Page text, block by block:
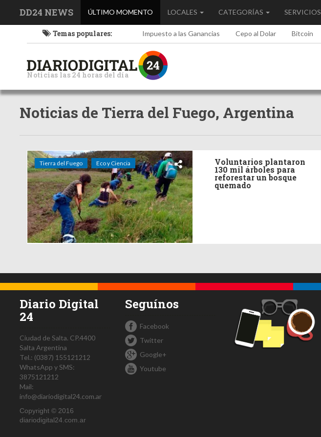
DD24 NEWS ÚLTIMO MOMENTO (current)LOCALES CATEGORÍAS SERVICIOS
Temas populares: Impuesto a las Ganancias Cepo al Dolar Bitcoin
Noticias las 24 horas del día
Noticias de Tierra del Fuego, Argentina
Tierra del Fuego Eco y Ciencia Voluntarios plantaron
130 mil árboles para
reforestar un bosque
quemado
Diario Digital
24
Ciudad de Salta. CP.4400
Salta Argentina
Tel.: (0387) 155121212
WhatsApp y SMS:
3875121212
Mail:
info@diariodigital24.com.ar
Copyright © 2016
diariodigital24.com.ar
Seguínos
Facebook
Twitter
Google+
Youtube